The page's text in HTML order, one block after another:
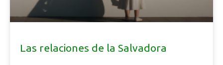
Las relaciones de la Salvadora